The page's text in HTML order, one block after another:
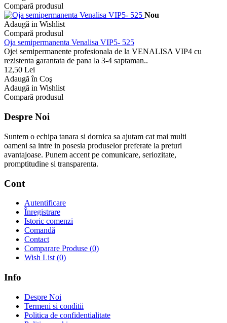
Compară produsul
Nou
Adaugă in Wishlist
Compară produsul
Oja semipermanenta Venalisa VIP5- 525
Ojei semipermanente profesionala de la VENALISA VIP4 cu
rezistenta garantata de pana la 3-4 saptaman..
12,50 Lei
Adaugă în Coş
Adaugă in Wishlist
Compară produsul
Despre Noi
Suntem o echipa tanara si dornica sa ajutam cat mai multi
oameni sa intre in posesia produselor preferate la preturi
avantajoase. Punem accent pe comunicare, seriozitate,
promptitudine si transparenta.
Cont
Autentificare
Înregistrare
Istoric comenzi
Comandă
Contact
Comparare Produse (0)
Wish List (0)
Info
Despre Noi
Termeni si conditii
Politica de confidentialitate